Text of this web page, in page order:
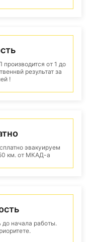
от 1 до
результат за
!
эвакуируем
км. от МКАД-а
начала работы.